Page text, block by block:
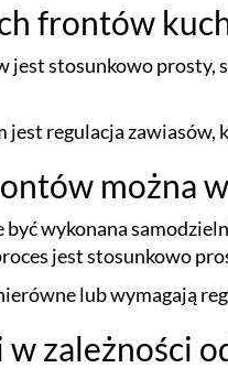
frontów
stosunkowo prosty,
jest regulacja
można
wykonana
jest stosunkowo
lub wymagają
w zależności